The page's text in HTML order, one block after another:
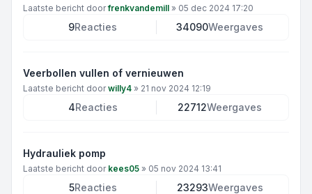
Laatste bericht doorfrenkvandemill » 05 dec 2024 17:20
9Reacties 34090Weergaves
Veerbollen vullen of vernieuwen
Laatste bericht doorwilly4 » 21 nov 2024 12:19
4Reacties 22712Weergaves
Hydrauliek pomp
Laatste bericht door kees05 » 05 nov 2024 13:41
5Reacties 23293Weergaves